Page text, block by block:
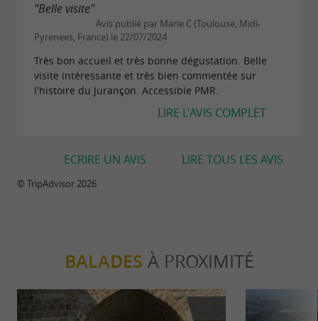
"Belle visite"
Avis publié par Marie C (Toulouse, Midi-
Pyrenees, France) le 22/07/2024
Très bon accueil et très bonne dégustation. Belle
visite intéressante et très bien commentée sur
l'histoire du Jurançon. Accessible PMR.
LIRE L'AVIS COMPLET
LIRE TOUS LES AVIS
ECRIRE UN AVIS
© TripAdvisor 2026
BALADES À PROXIMITÉ